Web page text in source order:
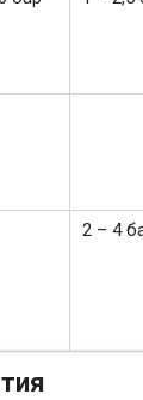
2 – 4